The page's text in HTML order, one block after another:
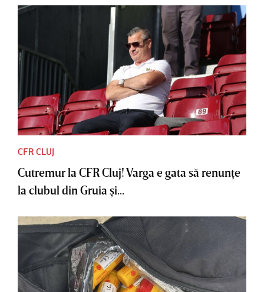
CFR CLUJ
Cutremur la CFR Cluj! Varga e gata să renunţe
la clubul din Gruia şi...